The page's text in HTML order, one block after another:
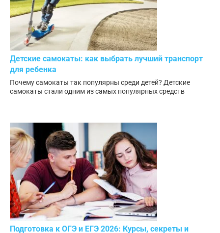
Детские самокаты: как выбрать лучший транспорт
для ребенка
Почему самокаты так популярны среди детей? Детские
самокаты стали одним из самых популярных средств
Подготовка к ОГЭ и ЕГЭ 2026: Курсы, секреты и